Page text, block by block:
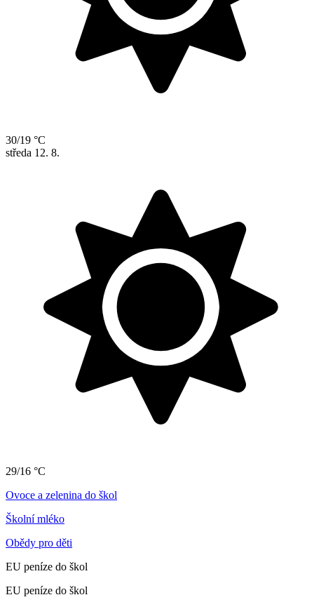
30/19 °C
středa 12. 8.
29/16 °C
Ovoce a zelenina do škol
Školní mléko
Obědy pro děti
EU peníze do škol
EU peníze do škol